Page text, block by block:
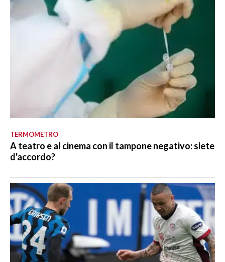
TERMOMETRO
A teatro e al cinema con il tampone negativo: siete
d'accordo?